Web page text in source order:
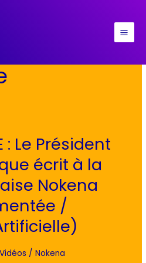
: Le Président
écrit à la
Nokena
/
Vidéos /Nokena